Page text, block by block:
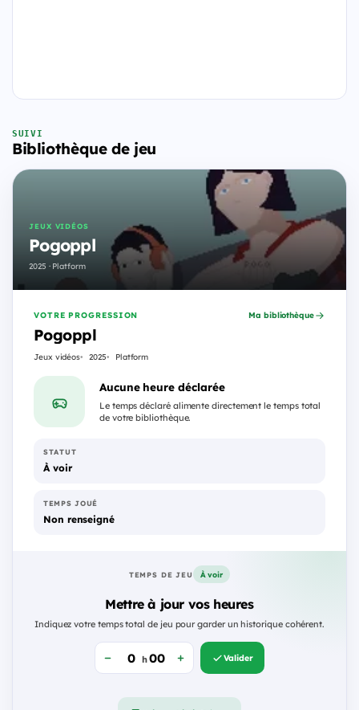
SUIVI
Bibliothèque de jeu
JEUX VIDÉOS
Pogoppl
2025 · Platform
VOTRE PROGRESSION
Pogoppl
Jeux vidéos 2025 Platform
Ma bibliothèque
Aucune heure déclarée
Le temps déclaré alimente directement le temps total
de votre bibliothèque.
STATUT
À voir
TEMPS JOUÉ
Non renseigné
TEMPS DE JEU À voir
Mettre à jour vos heures
Indiquez votre temps total de jeu pour garder un historique cohérent.
h Valider